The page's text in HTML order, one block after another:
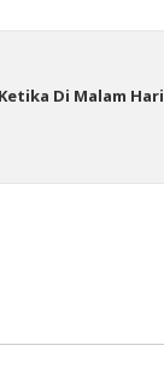
Di Malam Hari